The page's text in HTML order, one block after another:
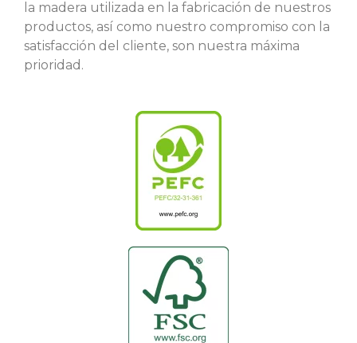
la madera utilizada en la fabricación de nuestros
productos, así como nuestro compromiso con la
satisfacción del cliente, son nuestra máxima
prioridad.